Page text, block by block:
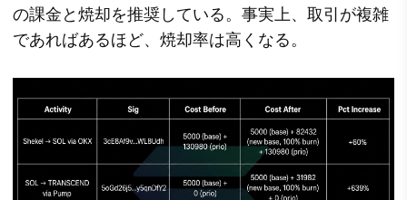
の課金と焼却を推奨している。事実上、取引が複雑
であればあるほど、焼却率は高くなる。